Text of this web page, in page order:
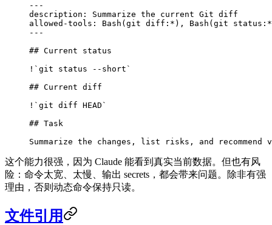
---
description : Summarize the current Git diff
allowed-tools : Bash(git diff:*), Bash(git
---
## Current status
! `git status --short`
## Current diff
! `git diff HEAD`
## Task
Summarize the changes, list risks, and
这个能力很强，因为 Claude 能看到真实当前数据。但也有风
险：命令太宽、太慢、输出 secrets，都会带来问题。除非有强
理由，否则动态命令保持只读。
文件引用